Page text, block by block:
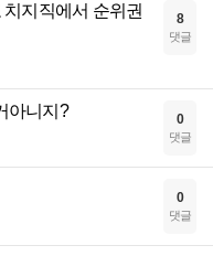
지직에서 순위권
8
댓글
아니지? 0
댓글
0
댓글